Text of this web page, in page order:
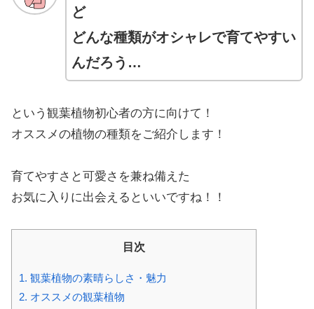
ど
どんな種類がオシャレで育てやすい
んだろう…
という観葉植物初心者の方に向けて！
オススメの植物の種類をご紹介します！
育てやすさと可愛さを兼ね備えた
お気に入りに出会えるといいですね！！
目次
1. 観葉植物の素晴らしさ・魅力
2. オススメの観葉植物